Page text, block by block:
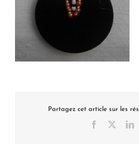
Partagez cet article sur les
Facebook